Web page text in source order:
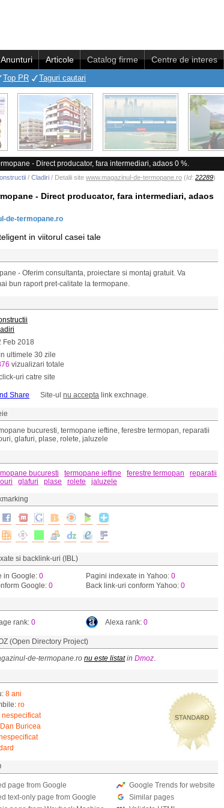
Anunturi Articole Catalog firme Centre de interes
Top PR Taguri cautari
- Direct producator, fara intermediari, adaos 0 %.
/ Cladiri / Detalii site www.magazinul-de-termopane.ro (Id: 22289)
- Direct producator, fara intermediari, adaos
de-termopane.ro
in viitorul casei tale
- Oferim consultanta, proiectare si montaj gratuit. Va
bun raport pret-calitate la termopane.
Feb 2018
ultimele 30 zile
vizualizari totale
uri catre site
Site-ul nu accepta link exchnage.
bucuresti, termopane ieftine, ferestre termopan, reparatii
glafuri, plase, rolete, jaluzele
bucuresti termopane ieftine ferestre termopan
reparatii
glafuri plase rolete jaluzele
si backlink-uri (IBL)
in Google: 0
Google: 0
Pagini indexate in Yahoo: 0
Back link-uri conform Yahoo: 0
rank: 0 Alexa rank: 0
(Open Directory Project)
de-termopane.ro nu este listatin Dmoz.
8 ani
ro
nespecificat
Dan Buricea
page from Google
text-only page from Google
Google Trends for website
Similar pages